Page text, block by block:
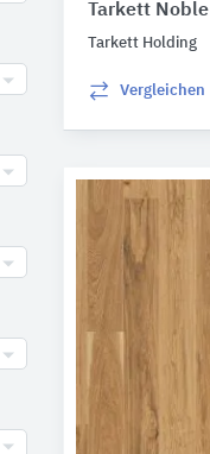
Tarkett Noble
Tarkett Holding
Vergleichen